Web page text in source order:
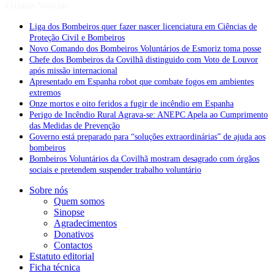
Liga dos Bombeiros quer fazer nascer licenciatura em Ciências de
Proteção Civil e Bombeiros
Novo Comando dos Bombeiros Voluntários de Esmoriz toma posse
Chefe dos Bombeiros da Covilhã distinguido com Voto de Louvor
após missão internacional
Apresentado em Espanha robot que combate fogos em ambientes
extremos
Onze mortos e oito feridos a fugir de incêndio em Espanha
Perigo de Incêndio Rural Agrava-se: ANEPC Apela ao Cumprimento
das Medidas de Prevenção
Governo está preparado para “soluções extraordinárias” de ajuda aos
bombeiros
Bombeiros Voluntários da Covilhã mostram desagrado com órgãos
sociais e pretendem suspender trabalho voluntário
Sobre nós
Quem somos
Sinopse
Agradecimentos
Donativos
Contactos
Estatuto editorial
Ficha técnica